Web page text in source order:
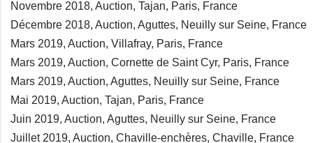
Novembre 2018, Auction, Tajan, Paris, France
Décembre 2018, Auction, Aguttes, Neuilly sur Seine, France
Mars 2019, Auction, Villafray, Paris, France
Mars 2019, Auction, Cornette de Saint Cyr, Paris, France
Mars 2019, Auction, Aguttes, Neuilly sur Seine, France
Mai 2019, Auction, Tajan, Paris, France
Juin 2019, Auction, Aguttes, Neuilly sur Seine, France
Juillet 2019, Auction, Chaville-enchères, Chaville, France